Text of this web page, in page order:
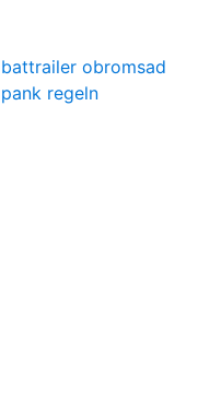
battrailer obromsad
pank regeln